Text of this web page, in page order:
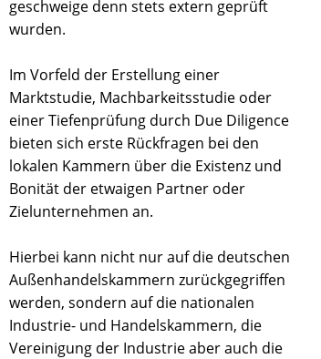
geschweige denn stets extern geprüft
wurden.
Im Vorfeld der Erstellung einer
Marktstudie, Machbarkeitsstudie oder
einer Tiefenprüfung durch Due Diligence
bieten sich erste Rückfragen bei den
lokalen Kammern über die Existenz und
Bonität der etwaigen Partner oder
Zielunternehmen an.
Hierbei kann nicht nur auf die deutschen
Außenhandelskammern zurückgegriffen
werden, sondern auf die nationalen
Industrie- und Handelskammern, die
Vereinigung der Industrie aber auch die